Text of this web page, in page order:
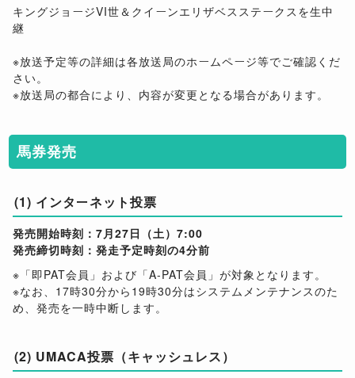
キングジョージVI世＆クイーンエリザベスステークスを生中
継
※放送予定等の詳細は各放送局のホームページ等でご確認くだ
さい。
※放送局の都合により、内容が変更となる場合があります。
馬券発売
(1) インターネット投票
発売開始時刻：7月27日（土）7:00
発売締切時刻：発走予定時刻の4分前
※「即PAT会員」および「A-PAT会員」が対象となります。
※なお、17時30分から19時30分はシステムメンテナンスのた
め、発売を一時中断します。
(2) UMACA投票（キャッシュレス）